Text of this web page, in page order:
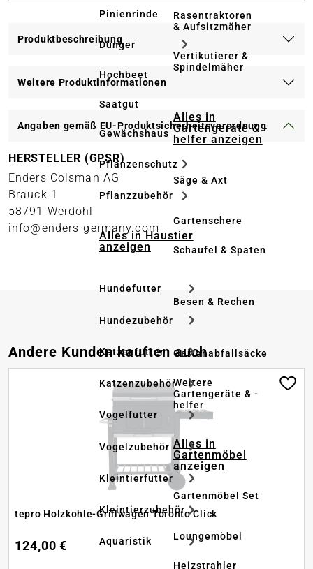
Pinienrinde
Dünger
Hochbeet
Saatgut
Gewächshaus
Pflanzenschutz
Pflanzzubehör
Alles in Haustier
anzeigen
Hundefutter
Hundezubehör
Katzenfutter
Katzenzubehör
Vogelfutter
Vogelzubehör
Kleintierfutter
Kleintierzubehör
Aquaristik
Rasentraktoren
& Aufsitzmäher
Vertikutierer &
Spindelmäher
Alles in
Gartengeräte & -
helfer anzeigen
Säge & Axt
Gartenschere
Schaufel & Spaten
Besen & Rechen
Gartenabfallsäcke
Weitere
Gartengeräte & -
helfer
Alles in
Gartenmöbel
anzeigen
Gartenmöbel Set
Loungemöbel
Heizstrahler
Produktbeschreibung
Weitere Produktinformationen
Angaben gemäß EU-Produktsicherheitsverordnung
HERSTELLER (GPSR)
Enders Colsman AG
Brauck 1
58791 Werdohl
info@enders-germany.com
Produktgalerie überspringen
Andere Kunden kauften auch
tepro Holzkohle-Grillwagen Toronto Click
124,00 €